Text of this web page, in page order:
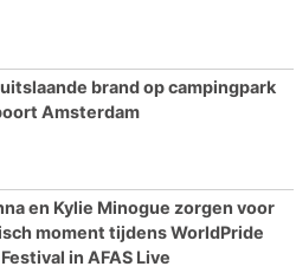
brand op campingpark
Amsterdam
en Kylie Minogue zorgen voor
moment tijdens WorldPride
in AFAS Live